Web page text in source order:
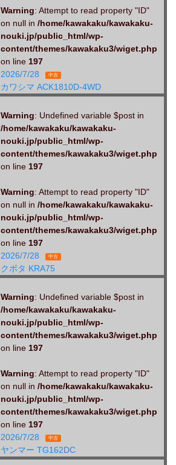
Warning: Attempt to read property "ID"
on null in /home/kawakaku/kawakaku-
nouki.jp/public_html/wp-
content/themes/kawakaku3/wiget.php
on line 197
2026/7/28
中古
カワシマ ACK1810D-4WD
Warning: Undefined variable $post in
/home/kawakaku/kawakaku-
nouki.jp/public_html/wp-
content/themes/kawakaku3/wiget.php
on line 197
Warning: Attempt to read property "ID"
on null in /home/kawakaku/kawakaku-
nouki.jp/public_html/wp-
content/themes/kawakaku3/wiget.php
on line 197
2026/7/28
中古
クボタ KRA75
Warning: Undefined variable $post in
/home/kawakaku/kawakaku-
nouki.jp/public_html/wp-
content/themes/kawakaku3/wiget.php
on line 197
Warning: Attempt to read property "ID"
on null in /home/kawakaku/kawakaku-
nouki.jp/public_html/wp-
content/themes/kawakaku3/wiget.php
on line 197
2026/7/28
中古
ヤンマー TG162DC